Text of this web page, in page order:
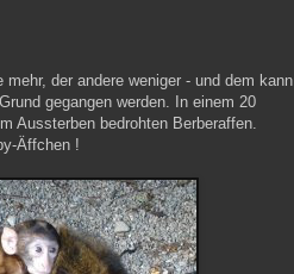
der andere weniger - und dem kann
gegangen werden. In einem 20
Aussterben bedrohten Berberaffen.
Äffchen !